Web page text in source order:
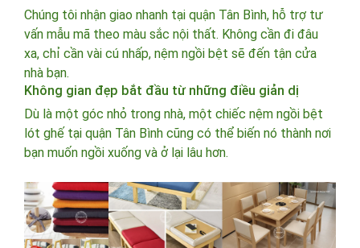
Chúng tôi nhận giao nhanh tại quận Tân Bình, hỗ trợ tư
vấn mẫu mã theo màu sắc nội thất. Không cần đi đâu
xa, chỉ cần vài cú nhấp, nệm ngồi bệt sẽ đến tận cửa
nhà bạn.
Không gian đẹp bắt đầu từ những điều giản dị
Dù là một góc nhỏ trong nhà, một chiếc nệm ngồi bệt
lót ghế tại quận Tân Bình cũng có thể biến nó thành nơi
bạn muốn ngồi xuống và ở lại lâu hơn.